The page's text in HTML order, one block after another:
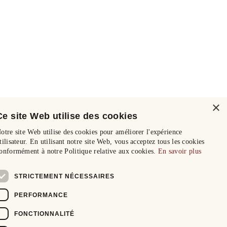
×
site Web utilise des cookies
site Web utilise des cookies pour améliorer l'expérience
En utilisant notre site Web, vous acceptez tous les cookies
à notre Politique relative aux cookies. En savoir plus
STRICTEMENT NÉCESSAIRES
PERFORMANCE
FONCTIONNALITÉ